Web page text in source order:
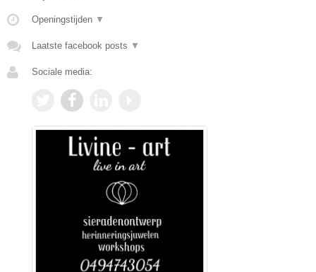
Openingstijden ▼
Laatste facebook posts ▼
Sociale media: